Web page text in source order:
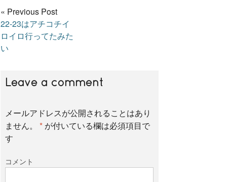
« Previous Post
22-23はアチコチイ
ロイロ行ってたみた
い
Leave a comment
メールアドレスが公開されることはあり
ません。
* が付いている欄は必須項目で
す
コメント